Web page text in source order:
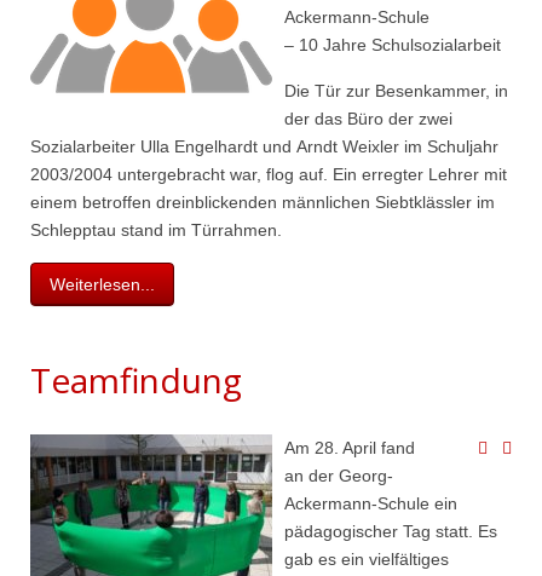
Ackermann-Schule
– 10 Jahre Schulsozialarbeit
Die Tür zur Besenkammer, in
der das Büro der zwei
Sozialarbeiter Ulla Engelhardt und Arndt Weixler im Schuljahr
2003/2004 untergebracht war, flog auf. Ein erregter Lehrer mit
einem betroffen dreinblickenden männlichen Siebtklässler im
Schlepptau stand im Türrahmen.
Weiterlesen...
Teamfindung
Am 28. April fand
an der Georg-
Ackermann-Schule ein
pädagogischer Tag statt. Es
gab es ein vielfältiges